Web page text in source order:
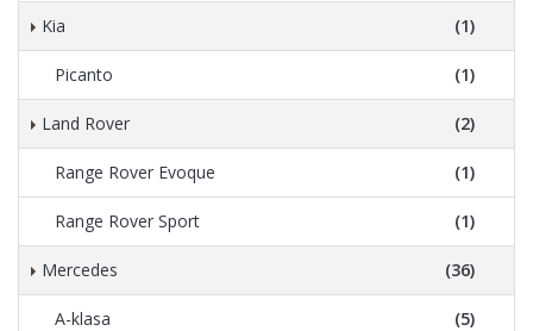
Kia (1)
Picanto (1)
Land Rover (2)
Range Rover Evoque (1)
Range Rover Sport (1)
Mercedes (36)
A-klasa (5)